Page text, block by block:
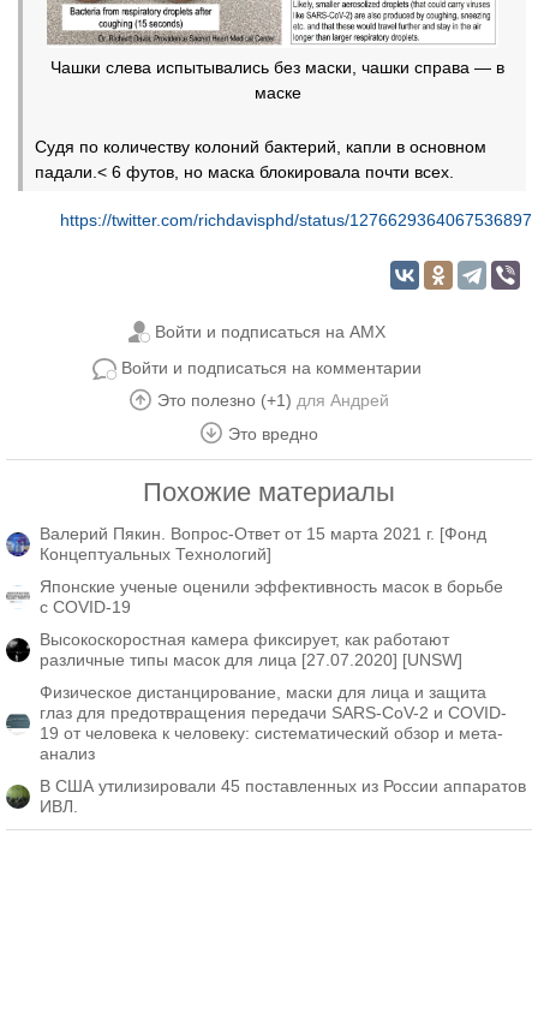
Чашки слева испытывались без маски, чашки справа — в
маске
Судя по количеству колоний бактерий, капли в основном
падали.< 6 футов, но маска блокировала почти всех.
https://twitter.com/richdavisphd/status/1276629364067536897
Войти и подписаться на AMX
Войти и подписаться на комментарии
Это полезно (+1) для Андрей
Это вредно
Похожие материалы
Валерий Пякин. Вопрос-Ответ от 15 марта 2021 г. [Фонд
Концептуальных Технологий]
Японские ученые оценили эффективность масок в борьбе
с COVID-19
Высокоскоростная камера фиксирует, как работают
различные типы масок для лица [27.07.2020] [UNSW]
Физическое дистанцирование, маски для лица и защита
глаз для предотвращения передачи SARS-CoV-2 и COVID-
19 от человека к человеку: систематический обзор и мета-
анализ
В США утилизировали 45 поставленных из России аппаратов
ИВЛ.